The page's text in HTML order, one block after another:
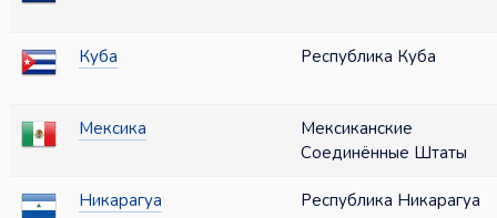
Куба Республика Куба
Мексика
Мексиканские
Соединённые Штаты
Никарагуа Республика Никарагуа